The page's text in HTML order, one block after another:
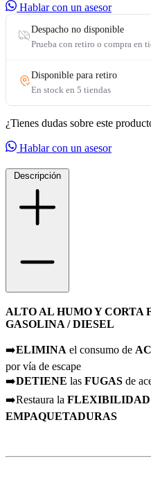
selladores
Hablar con un asesor
¿Tienes dudas sobre este
Hablar con un asesor
Descripción
ALTO AL HUMO Y CORTA
GASOLINA / DIESEL
➡️ELIMINA el consumo de
por vía de escape
➡️DETIENE las FUGAS de
➡️Restaura la FLEXIBILIDAD
EMPAQUETADURAS